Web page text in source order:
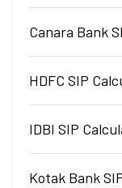
Canara Bank
HDFC SIP
IDBI SIP
Kotak Bank